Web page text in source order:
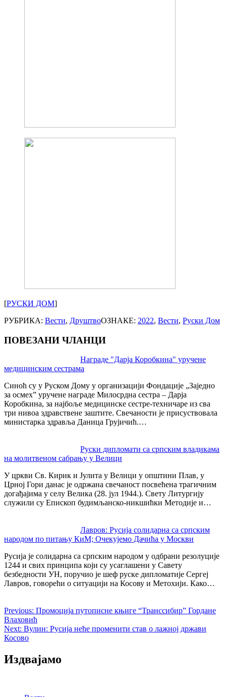
[РУСКИ ДОМ]
РУБРИКА: Вести, ДруштвоОЗНАКЕ: 2022, Вести, Руски Дом
ПОВЕЗАНИ ЧЛАНЦИ
Награде "Дарја Коробкина" уручене
медицинским сестрама
Синоћ су у Руском Дому у организацији Фондације „Заједно
за осмех” уручене награде Милосрдна сестра – Дарја
Коробкина, за најбоље медицинске сестре-техничаре из сва
три нивоа здравствене заштите. Свечаности је присуствовала
министарка здравља Даница Грујичић.…
Руски дипломати са српским владикама
на молитвеном сабрању у Велици
У цркви Св. Кирик и Јулита у Велици у општини Плав, у
Црној Гори данас је одржана свечаност посвећена трагичним
догађајима у селу Велика (28. јул 1944.). Свету Литургију
служили су Епископ будимљанско-никшићки Методије и…
Лавров: Русија солидарна са српским
народом по питању КиМ; Очекујемо Дачића у Москви
Русија је солидарна са српским народом у одбрани резолуције
1244 и свих принципа који су усаглашени у Савету
безбедности УН, поручио је шеф руске дипломатије Сергеј
Лавров, говорећи о ситуацији на Косову и Метохији. Како…
navigation
Previous: Промоција путописне књиге “Транссибир” Гордане
Влаховић
Next: Вулин: Русија неће променити став о лажној држави
Косово
Издвајамо